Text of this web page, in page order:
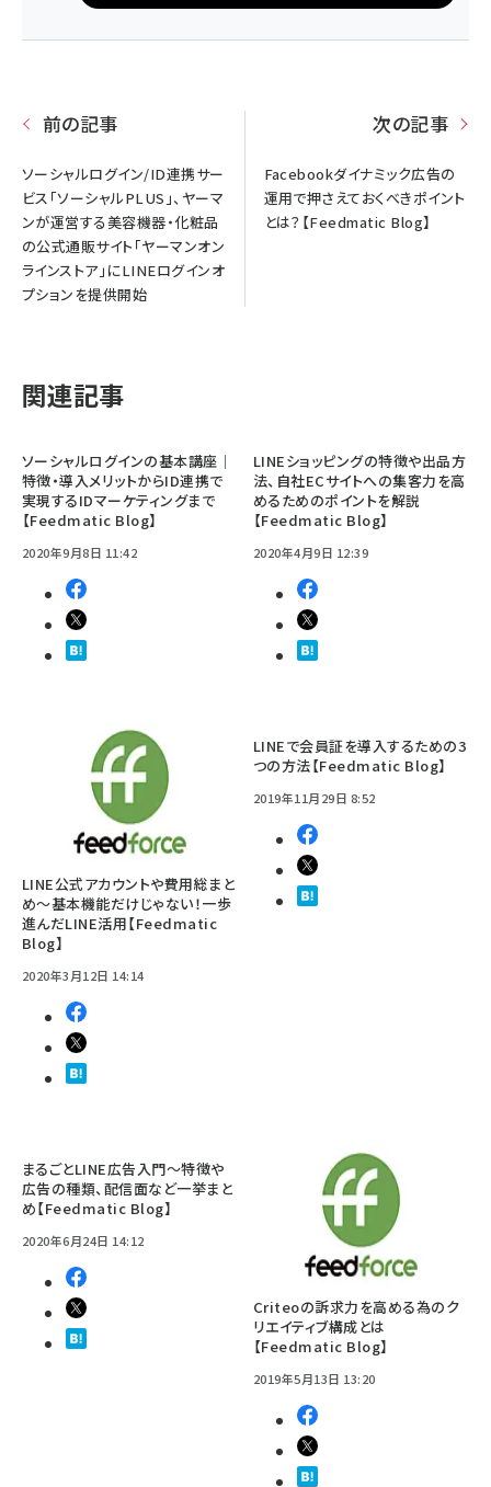
前の記事
ソーシャルログイン/ID連携サー
ビス「ソーシャルPLUS」、ヤーマ
ンが運営する美容機器・化粧品
の公式通販サイト「ヤーマンオン
ラインストア」にLINEログインオ
プションを提供開始
次の記事
Facebookダイナミック広告の
運用で押さえておくべきポイント
とは？【Feedmatic Blog】
関連記事
ソーシャルログインの基本講座｜
特徴・導入メリットからID連携で
実現するIDマーケティングまで
【Feedmatic Blog】
2020年9月8日 11:42
LINEショッピングの特徴や出品方
法、自社ECサイトへの集客力を高
めるためのポイントを解説
【Feedmatic Blog】
2020年4月9日 12:39
LINE公式アカウントや費用総まと
め～基本機能だけじゃない！一歩
進んだLINE活用【Feedmatic
Blog】
2020年3月12日 14:14
LINEで会員証を導入するための3
つの方法【Feedmatic Blog】
2019年11月29日 8:52
まるごとLINE広告入門～特徴や
広告の種類、配信面など一挙まと
め【Feedmatic Blog】
2020年6月24日 14:12
Criteoの訴求力を高める為のク
リエイティブ構成とは
【Feedmatic Blog】
2019年5月13日 13:20